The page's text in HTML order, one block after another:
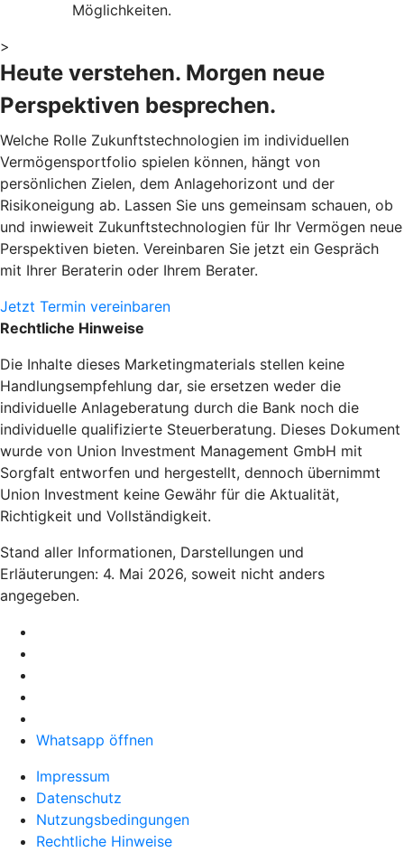
Möglichkeiten.
>
Heute verstehen. Morgen neue
Perspektiven besprechen.
Welche Rolle Zukunftstechnologien im individuellen
Vermögensportfolio spielen können, hängt von
persönlichen Zielen, dem Anlagehorizont und der
Risikoneigung ab. Lassen Sie uns gemeinsam schauen, ob
und inwieweit Zukunftstechnologien für Ihr Vermögen neue
Perspektiven bieten. Vereinbaren Sie jetzt ein Gespräch
mit Ihrer Beraterin oder Ihrem Berater.
Jetzt Termin vereinbaren
Rechtliche Hinweise
Die Inhalte dieses Marketingmaterials stellen keine
Handlungsempfehlung dar, sie ersetzen weder die
individuelle Anlageberatung durch die Bank noch die
individuelle qualifizierte Steuerberatung. Dieses Dokument
wurde von Union Investment Management GmbH mit
Sorgfalt entworfen und hergestellt, dennoch übernimmt
Union Investment keine Gewähr für die Aktualität,
Richtigkeit und Vollständigkeit.
Stand aller Informationen, Darstellungen und
Erläuterungen: 4. Mai 2026, soweit nicht anders
angegeben.
Whatsapp öffnen
Impressum
Datenschutz
Nutzungsbedingungen
Rechtliche Hinweise